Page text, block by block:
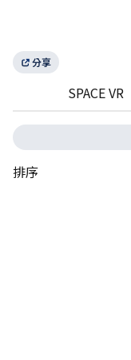
分享
SPACE VR
排序